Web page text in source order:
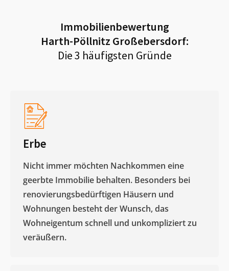
Immobilienbewertung
Harth-Pöllnitz Großebersdorf:
Die 3 häufigsten Gründe
Erbe
Nicht immer möchten Nachkommen eine
geerbte Immobilie behalten. Besonders bei
renovierungsbedürftigen Häusern und
Wohnungen besteht der Wunsch, das
Wohneigentum schnell und unkompliziert zu
veräußern. ​